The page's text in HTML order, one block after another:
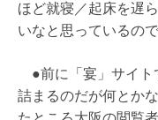
ほど就寝／起床を遅
いなと思っているので
●前に「宴」サイト
詰まるのだが何とか